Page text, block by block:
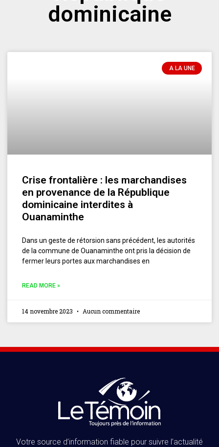
dominicaine
A LA UNE
Crise frontalière : les marchandises
en provenance de la République
dominicaine interdites à
Ouanaminthe
Dans un geste de rétorsion sans précédent, les autorités
de la commune de Ouanaminthe ont pris la décision de
fermer leurs portes aux marchandises en
READ MORE »
14 novembre 2023 Aucun commentaire
Votre source d’information fiable pour suivre l’actualité